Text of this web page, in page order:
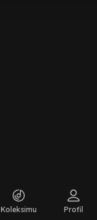
Koleksimu Profil